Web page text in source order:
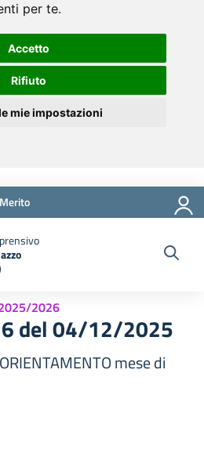
per te.
Accetto
Rifiuto
mie impostazioni
2025/2026
del 04/12/2025
mese di